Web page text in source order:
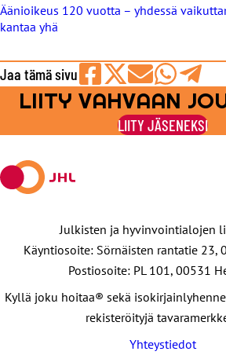
Äänioikeus 120 vuotta – yhdessä
kantaa yhä
Jaa tämä sivu
Jaa
Facebookissa
Jaa
viestipalvelu
X:ssä
Jaa
sähköpostilla
Jaa
WhatsAppilla
Jaa
LIITY VAHVAAN
LIITY JÄSENEKSI
Julkisten ja hyvinvointialojen
Käyntiosoite: Sörnäisten rantatie 23,
Postiosoite: PL 101, 00531
Kyllä joku hoitaa® sekä
rekisteröityjä
Yhteystiedot